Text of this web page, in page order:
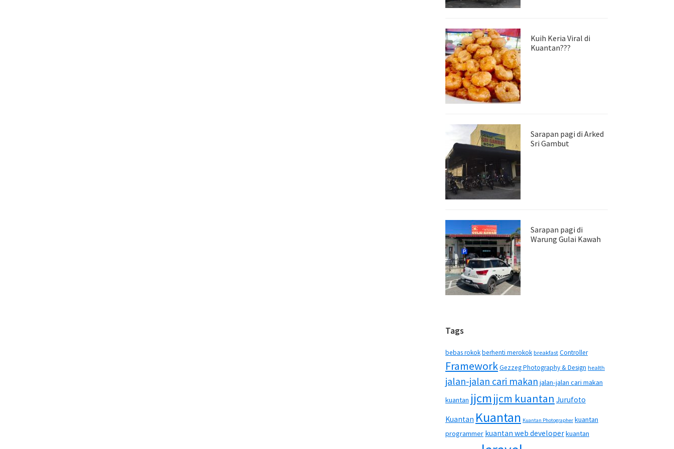
Kuih Keria Viral di
Kuantan???
Sarapan pagi di Arked
Sri Gambut
Sarapan pagi di
Warung Gulai Kawah
Tags
bebas rokokberhenti merokok breakfast Controller
FrameworkGezzeg Photography & Design health
jalan-jalan cari makan jalan-jalan cari makan
kuantan jjcmjjcm kuantan Jurufoto
Kuantan Kuantan Kuantan Photographer kuantan
programmer kuantan web developerkuantan